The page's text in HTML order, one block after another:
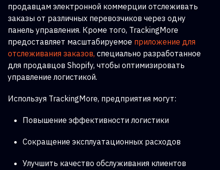
продавцам электронной коммерции отслеживать
заказы от различных перевозчиков через одну
панель управления. Кроме того, TrackingMore
предоставляет масштабируемое приложение для
отслеживания заказов, специально разработанное
для продавцов Shopify, чтобы оптимизировать
управление логистикой.
Используя TrackingMore, предприятия могут:
Повышение эффективности логистики
Сокращение эксплуатационных расходов
Улучшить качество обслуживания клиентов